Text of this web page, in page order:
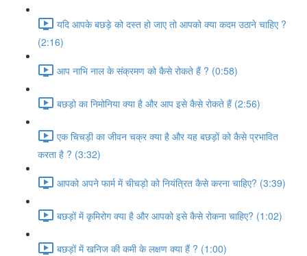
यदि आपके बछड़े को दस्त हो जाए तो आपको क्या कदम उठाने चाहिए ?
(2:16)
आप नाभि नाल के संक्रमण को कैसे रोकते हैं ? (0:58)
बछड़ो का निमोनिया क्या है और आप इसे कैसे रोकते हैं (2:56)
एक चिचड़ी का जीवन चक्र क्या है और यह बछड़ों को कैसे प्रभावित
करता है ? (3:32)
आपको अपने फार्म में चीचड़ो को नियंत्रित कैसे करना चाहिए? (3:39)
बछड़ों में कृमिरोग क्या है और आपको इसे कैसे रोकना चाहिए? (1:02)
बछड़ों में खनिज की कमी के लक्षण क्या हैं ? (1:00)